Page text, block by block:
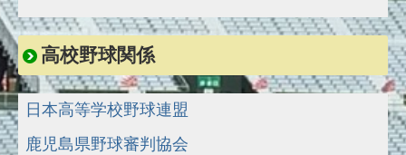
高校野球関係
日本高等学校野球連盟
鹿児島県野球審判協会